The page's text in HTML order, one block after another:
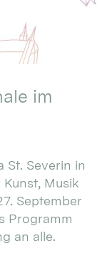
im
St. Severin in
Musik
September
Programm
an alle.